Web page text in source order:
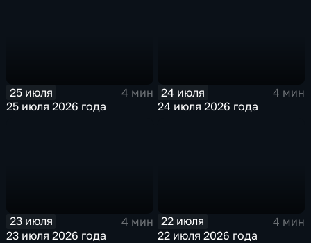
25 июля
4 мин
25 июля 2026 года
24 июля
4 мин
24 июля 2026 года
23 июля
4 мин
23 июля 2026 года
22 июля
4 мин
22 июля 2026 года